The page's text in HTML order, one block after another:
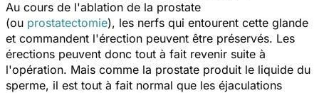
Au cours de l'ablation de la prostate
(ou prostatectomie), les nerfs qui entourent cette glande
et commandent l'érection peuvent être préservés. Les
érections peuvent donc tout à fait revenir suite à
l'opération. Mais comme la prostate produit le liquide du
sperme, il est tout à fait normal que les éjaculations